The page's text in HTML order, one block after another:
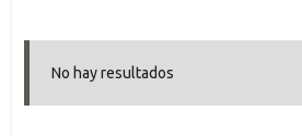
No hay resultados